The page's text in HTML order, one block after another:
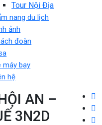
Tour Nội Địa
nang du lịch
ảnh
đoàn
máy bay
hệ
AN –
3N2D